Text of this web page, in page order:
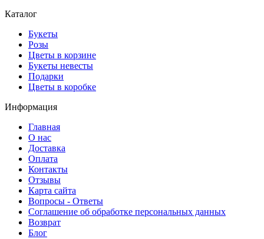
Каталог
Букеты
Розы
Цветы в корзине
Букеты невесты
Подарки
Цветы в коробке
Информация
Главная
О нас
Доставка
Оплата
Контакты
Отзывы
Карта сайта
Вопросы - Ответы
Соглашение об обработке персональных данных
Возврат
Блог